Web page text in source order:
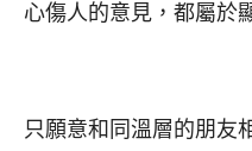
心傷人的意見，都屬於
只願意和同溫層的朋友